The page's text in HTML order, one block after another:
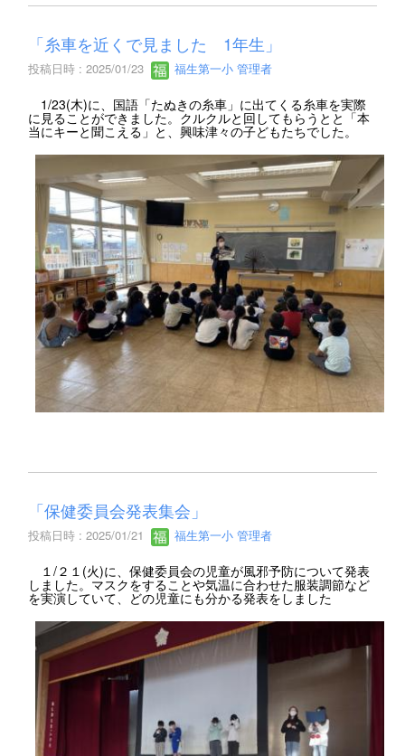
「糸車を近くで見ました 1年生」
投稿日時 : 2025/01/23 福生第一小 管理者
1/23(木)に、国語「たぬきの糸車」に出てくる糸車を実際
に見ることができました。クルクルと回してもらうとと「本
当にキーと聞こえる」と、興味津々の子どもたちでした。
「保健委員会発表集会」
投稿日時 : 2025/01/21 福生第一小 管理者
１/２１(火)に、保健委員会の児童が風邪予防について発表
しました。マスクをすることや気温に合わせた服装調節など
を実演していて、どの児童にも分かる発表をしました